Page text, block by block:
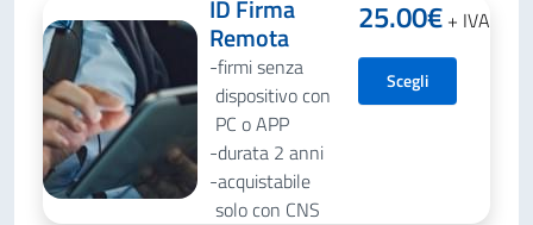
ID Firma
Remota
firmi senza
dispositivo con
PC o APP
durata 2 anni
acquistabile
solo con CNS
25.00€ + IVA
Scegli